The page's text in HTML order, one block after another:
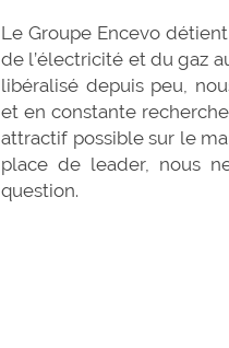
Le Groupe Encevo
de l’électricité et du gaz
libéralisé depuis peu,
et en constante
attractif possible sur le
place de leader, nous